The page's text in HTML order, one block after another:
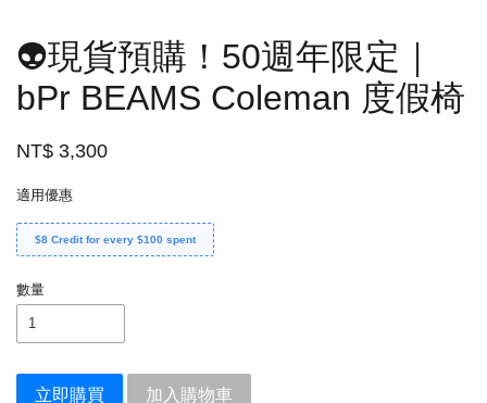
👽現貨預購！50週年限定｜
bPr BEAMS Coleman 度假椅
NT$ 3,300
適用優惠
$8 Credit for every $100 spent
數量
立即購買 加入購物車